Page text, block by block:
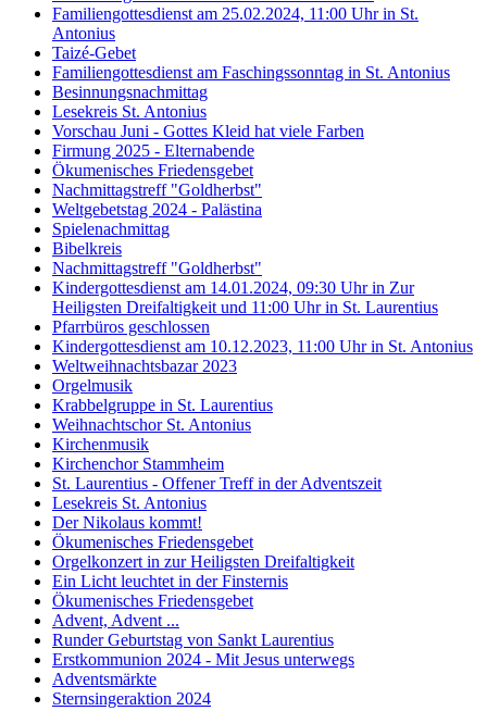
Familiengottesdienst am 25.02.2024, 11:00 Uhr in St.
Antonius
Taizé-Gebet
Familiengottesdienst am Faschingssonntag in St. Antonius
Besinnungsnachmittag
Lesekreis St. Antonius
Vorschau Juni - Gottes Kleid hat viele Farben
Firmung 2025 - Elternabende
Ökumenisches Friedensgebet
Nachmittagstreff "Goldherbst"
Weltgebetstag 2024 - Palästina
Spielenachmittag
Bibelkreis
Nachmittagstreff "Goldherbst"
Kindergottesdienst am 14.01.2024, 09:30 Uhr in Zur
Heiligsten Dreifaltigkeit und 11:00 Uhr in St. Laurentius
Pfarrbüros geschlossen
Kindergottesdienst am 10.12.2023, 11:00 Uhr in St. Antonius
Weltweihnachtsbazar 2023
Orgelmusik
Krabbelgruppe in St. Laurentius
Weihnachtschor St. Antonius
Kirchenmusik
Kirchenchor Stammheim
St. Laurentius - Offener Treff in der Adventszeit
Lesekreis St. Antonius
Der Nikolaus kommt!
Ökumenisches Friedensgebet
Orgelkonzert in zur Heiligsten Dreifaltigkeit
Ein Licht leuchtet in der Finsternis
Ökumenisches Friedensgebet
Advent, Advent ...
Runder Geburtstag von Sankt Laurentius
Erstkommunion 2024 - Mit Jesus unterwegs
Adventsmärkte
Sternsingeraktion 2024